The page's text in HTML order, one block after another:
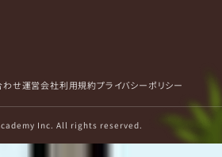
わせ運営会社利用規約プライバシーポリシー
Inc. All rights reserved.